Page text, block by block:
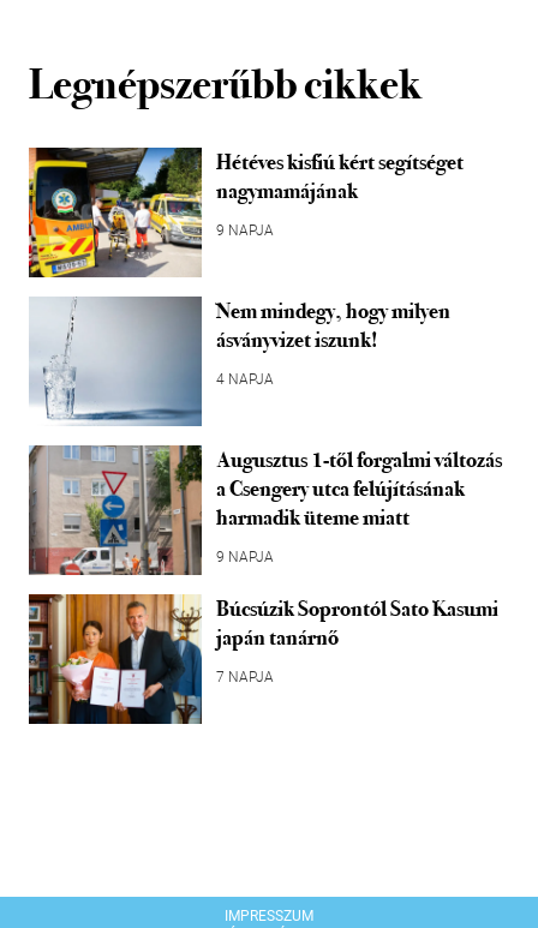
Legnépszerűbb cikkek
Hétéves kisfiú kért segítséget
nagymamájának
9 NAPJA
Nem mindegy, hogy milyen
ásványvizet iszunk!
4 NAPJA
Augusztus 1-től forgalmi változás
a Csengery utca felújításának
harmadik üteme miatt
9 NAPJA
Búcsúzik Soprontól Sato Kasumi
japán tanárnő
7 NAPJA
IMPRESSZUM